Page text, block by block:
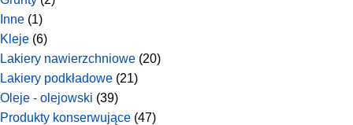
Inne 1
Kleje 6
Lakiery nawierzchniowe 20
Lakiery podkładowe 21
Oleje - olejowski 39
Produkty konserwujące 47